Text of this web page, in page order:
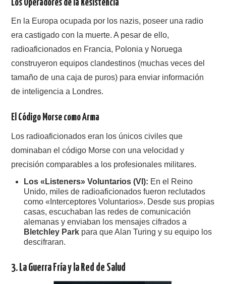
Los Operadores de la Resistencia
En la Europa ocupada por los nazis, poseer una radio
era castigado con la muerte. A pesar de ello,
radioaficionados en Francia, Polonia y Noruega
construyeron equipos clandestinos (muchas veces del
tamaño de una caja de puros) para enviar información
de inteligencia a Londres.
El Código Morse como Arma
Los radioaficionados eran los únicos civiles que
dominaban el código Morse con una velocidad y
precisión comparables a los profesionales militares.
Los «Listeners» Voluntarios (VI): En el Reino
Unido, miles de radioaficionados fueron reclutados
como «Interceptores Voluntarios». Desde sus propias
casas, escuchaban las redes de comunicación
alemanas y enviaban los mensajes cifrados a
Bletchley Park para que Alan Turing y su equipo los
descifraran.
3. La Guerra Fría y la Red de Salud